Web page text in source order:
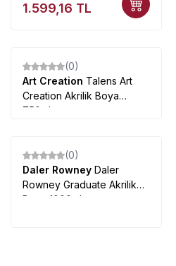
1.599,16 TL
(0)
Art Creation Talens Art
Creation Akrilik Boya
750ml
(0)
Daler Rowney Daler
Rowney Graduate Akrilik
Boya 1000ml